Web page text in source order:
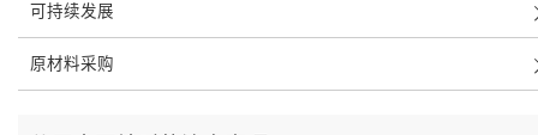
可持续发展
原材料采购